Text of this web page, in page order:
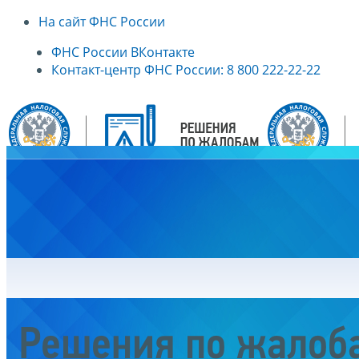
На сайт ФНС России
ФНС России ВКонтакте
Контакт-центр ФНС России: 8 800 222-22-22
Решения по